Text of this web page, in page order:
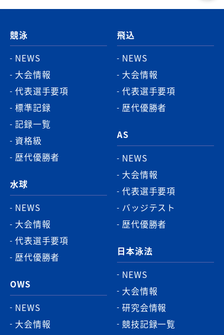
競泳
NEWS
大会情報
代表選手要項
標準記録
記録一覧
資格級
歴代優勝者
水球
NEWS
大会情報
代表選手要項
歴代優勝者
OWS
NEWS
大会情報
飛込
NEWS
大会情報
代表選手要項
歴代優勝者
AS
NEWS
大会情報
代表選手要項
バッジテスト
歴代優勝者
日本泳法
NEWS
大会情報
研究会情報
競技記録一覧